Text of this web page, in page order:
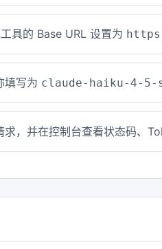
具的 Base URL 设置为
填写为 claude-haiku-4-5-
求，并在控制台查看状态码、